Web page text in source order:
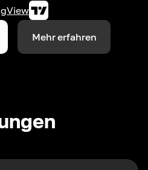
Mehr erfahren